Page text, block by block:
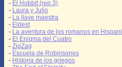
- El Hobbit (rep 3)
- Laura y Julio
- La llave maestra
- Eldest
- La aventura de los romanos en
- El Enigma del Cuatro
- ZigZag
- Escuela de Robinsones
- Historia de los griegos